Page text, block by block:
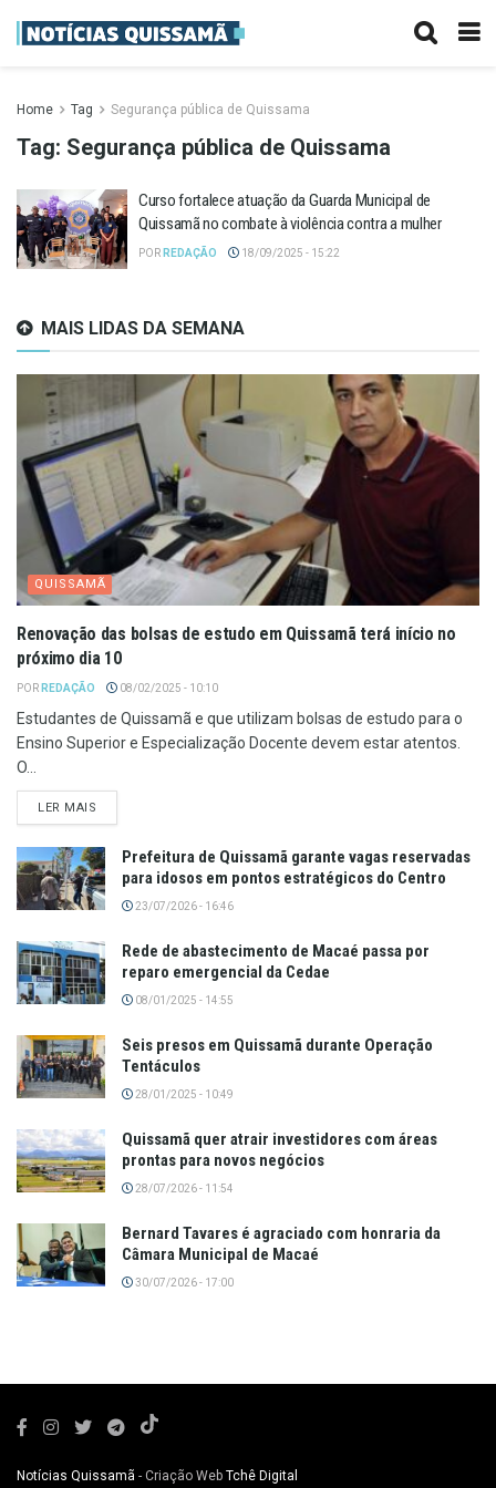
Home Tag Segurança pública de Quissama
Tag: Segurança pública de Quissama
Curso fortalece atuação da Guarda Municipal de
Quissamã no combate à violência contra a mulher
POR REDAÇÃO 18/09/2025 - 15:22
MAIS LIDAS DA SEMANA
QUISSAMÃ
Renovação das bolsas de estudo em Quissamã terá início no
próximo dia 10
POR REDAÇÃO 08/02/2025 - 10:10
Estudantes de Quissamã e que utilizam bolsas de estudo para o
Ensino Superior e Especialização Docente devem estar atentos.
O...
LER MAIS
Prefeitura de Quissamã garante vagas reservadas
para idosos em pontos estratégicos do Centro
23/07/2026 - 16:46
Rede de abastecimento de Macaé passa por
reparo emergencial da Cedae
08/01/2025 - 14:55
Seis presos em Quissamã durante Operação
Tentáculos
28/01/2025 - 10:49
Quissamã quer atrair investidores com áreas
prontas para novos negócios
28/07/2026 - 11:54
Bernard Tavares é agraciado com honraria da
Câmara Municipal de Macaé
30/07/2026 - 17:00
Notícias Quissamã - Criação Web Tchê Digital